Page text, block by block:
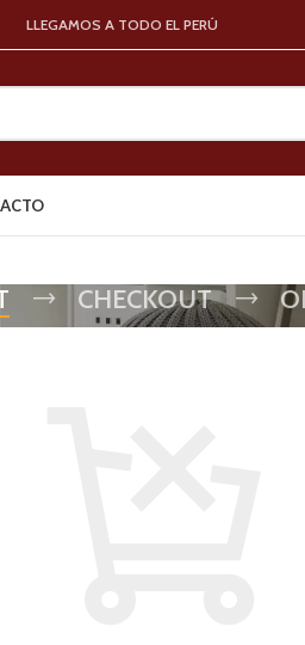
LLEGAMOS A TODO EL PERÚ
CHECKOUT